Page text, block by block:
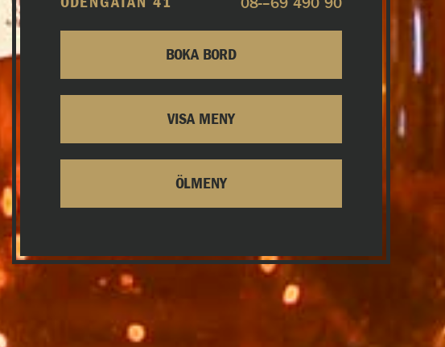
BOKA BORD
VISA MENY
ÖLMENY